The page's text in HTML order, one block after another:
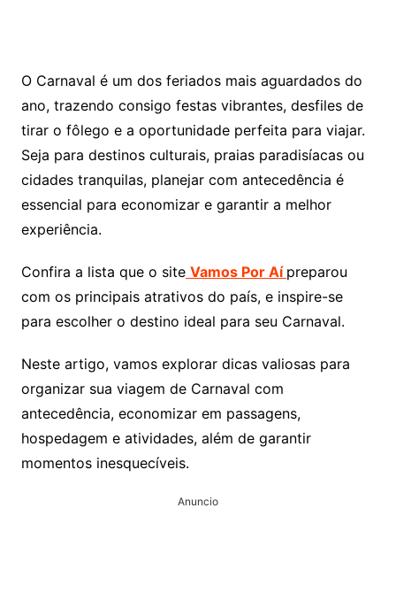
O Carnaval é um dos feriados mais aguardados do
ano, trazendo consigo festas vibrantes, desfiles de
tirar o fôlego e a oportunidade perfeita para viajar.
Seja para destinos culturais, praias paradisíacas ou
cidades tranquilas, planejar com antecedência é
essencial para economizar e garantir a melhor
experiência.
Confira a lista que o site Vamos Por Aí preparou
com os principais atrativos do país, e inspire-se
para escolher o destino ideal para seu Carnaval.
Neste artigo, vamos explorar dicas valiosas para
organizar sua viagem de Carnaval com
antecedência, economizar em passagens,
hospedagem e atividades, além de garantir
momentos inesquecíveis.
Anuncio